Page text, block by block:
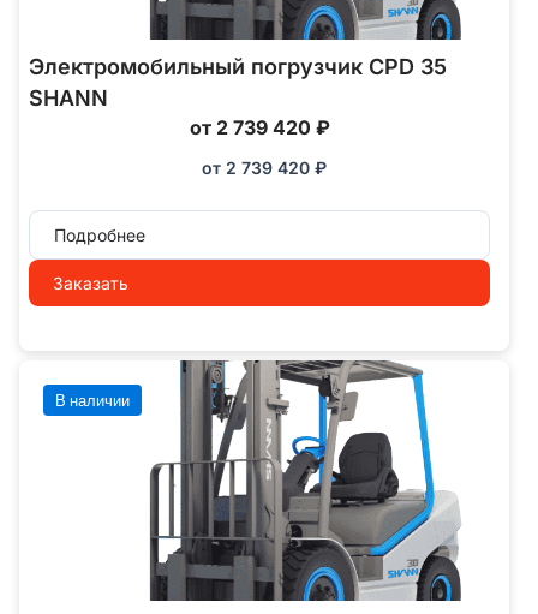
Электромобильный погрузчик CPD 35
SHANN
от 2 739 420 ₽
от 2 739 420 ₽
Подробнее
Заказать
В наличии